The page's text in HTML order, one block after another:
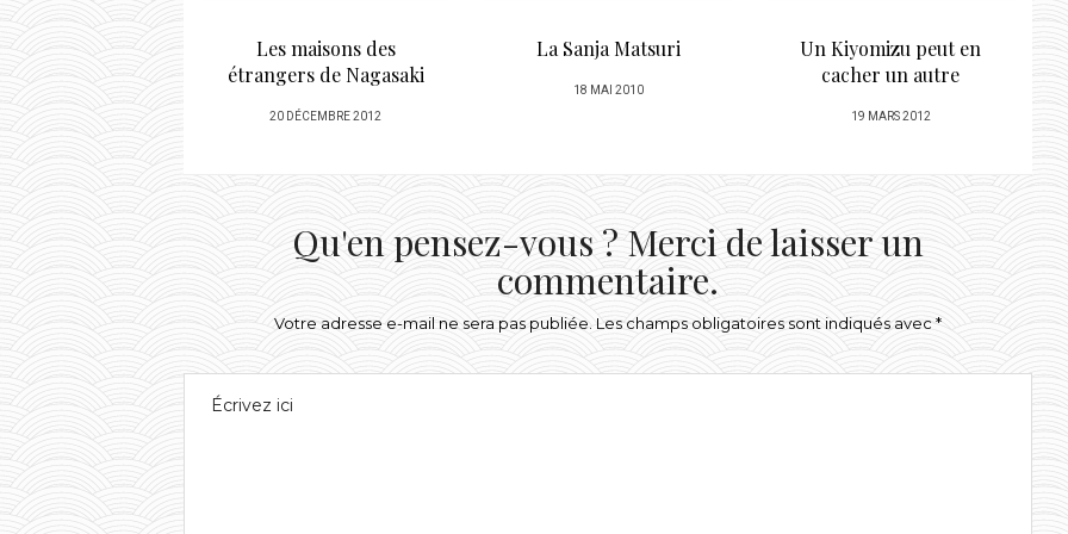
maisons des
de Nagasaki
2012
La Sanja Matsuri
POSTED
ON
Un Kiyomizu peut en
Ma dose d’été
POSTED
ON
Qu'en pensez-vous ? Merci de laisser un
commentaire.
Votre adresse e-mail ne sera pas publiée. Les champs obligatoires sont indiqués avec*